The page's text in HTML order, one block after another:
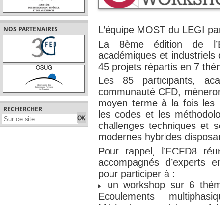
NOS PARTENAIRES
RECHERCHER
L’équipe MOST du LEGI
La 8ème édition de
académiques et
45 projets répartis en 7
Les 85 participants,
communauté CFD,
moyen terme à la fois les
les codes et les
challenges techniques et
modernes hybrides
Pour rappel, l’ECFD8
accompagnés d’experts
pour participer à :
un workshop sur 6
Ecoulements